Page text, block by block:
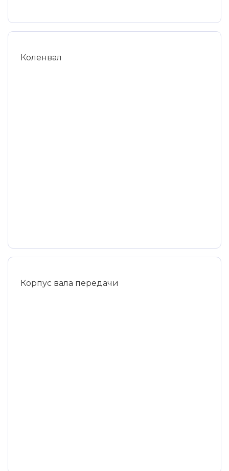
Коленвал
Корпус вала передачи